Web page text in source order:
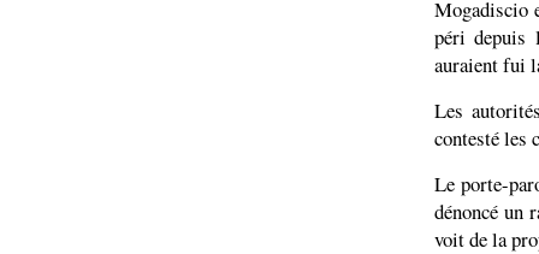
Mogadiscio
péri depuis
auraient fui
Les
contesté les
Le porte-
dénoncé un
voit de la